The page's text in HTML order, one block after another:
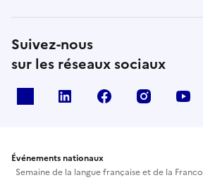
Suivez-nous
sur les réseaux sociaux
Linkedin Facebook Instagram
Événements nationaux
Semaine de la langue française et de la